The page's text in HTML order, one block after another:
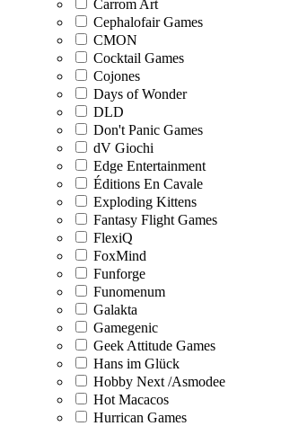
Carrom Art
Cephalofair Games
CMON
Cocktail Games
Cojones
Days of Wonder
DLD
Don't Panic Games
dV Giochi
Edge Entertainment
Éditions En Cavale
Exploding Kittens
Fantasy Flight Games
FlexiQ
FoxMind
Funforge
Funomenum
Galakta
Gamegenic
Geek Attitude Games
Hans im Glück
Hobby Next /Asmodee
Hot Macacos
Hurrican Games